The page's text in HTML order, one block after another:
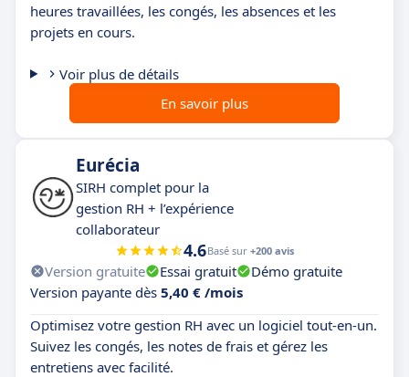
heures travaillées, les congés, les absences et les
projets en cours.
Voir plus de détails
En savoir plus
Eurécia
SIRH complet pour la
gestion RH + l’expérience
collaborateur
4.6Basé sur +200 avis
Version gratuite Essai gratuit
Démo gratuite
Version payante dès 5,40 € /mois
Optimisez votre gestion RH avec un logiciel tout-en-un.
Suivez les congés, les notes de frais et gérez les
entretiens avec facilité.